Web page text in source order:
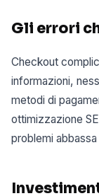
Gli errori
Checkout
informazioni,
metodi di
ottimizzazione
problemi